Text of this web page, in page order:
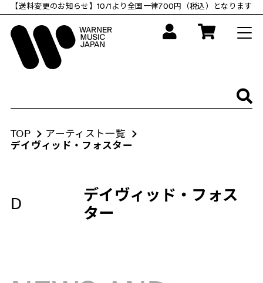
ン
【送料変更のお知らせ】10/1より全国一律700円（税込）となります
TOP
アーティスト一覧
デイヴィッド・フォスター
D
デイヴィッド・フォス
ター